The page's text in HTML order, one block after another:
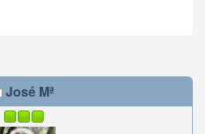
José Mª